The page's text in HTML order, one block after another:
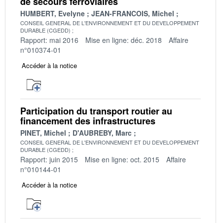
HUMBERT, Evelyne JEAN-FRANCOIS, Michel
CONSEIL GENERAL DE L'ENVIRONNEMENT ET DU DEVELOPPEMENT
DURABLE (CGEDD)
Rapport: mai 2016 Mise en ligne: déc. 2018
Affaire
n°010374-01
Accéder à la notice
Participation du transport routier au
financement des infrastructures
PINET, Michel D'AUBREBY, Marc
CONSEIL GENERAL DE L'ENVIRONNEMENT ET DU DEVELOPPEMENT
DURABLE (CGEDD)
Rapport: juin 2015 Mise en ligne: oct. 2015
Affaire
n°010144-01
Accéder à la notice